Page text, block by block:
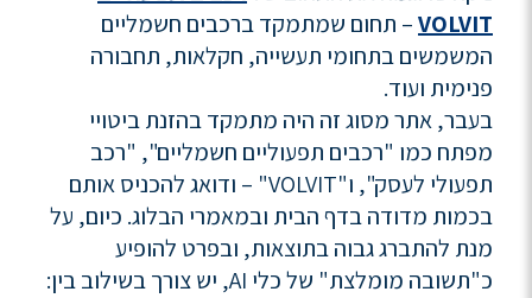
VOLVIT– תחום שמתמקד ברכבים חשמליים
המשמשים בתחומי תעשייה, חקלאות, תחבורה
פנימית ועוד.
בעבר, אתר מסוג זה היה מתמקד בהזנת ביטויי
מפתח כמו "רכבים תפעוליים חשמליים", "רכב
תפעולי לעסק", ו"VOLVIT" – ודואג להכניס אותם
בכמות מדודה בדף הבית ובמאמרי הבלוג. כיום, על
מנת להתברג גבוה בתוצאות, ובפרט להופיע
כ"תשובה מומלצת" של כלי AI, יש צורך בשילוב בין: